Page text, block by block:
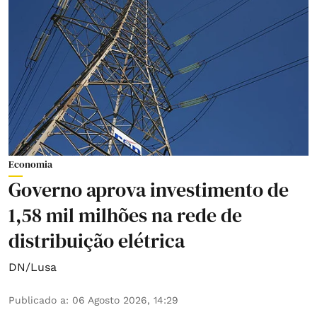
Economia
Governo aprova investimento de
1,58 mil milhões na rede de
distribuição elétrica
DN/Lusa
Publicado a: 06 Agosto 2026, 14:29